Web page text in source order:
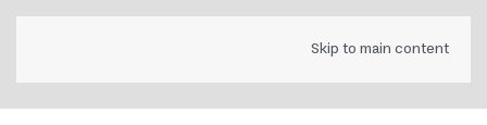
Skip to main content